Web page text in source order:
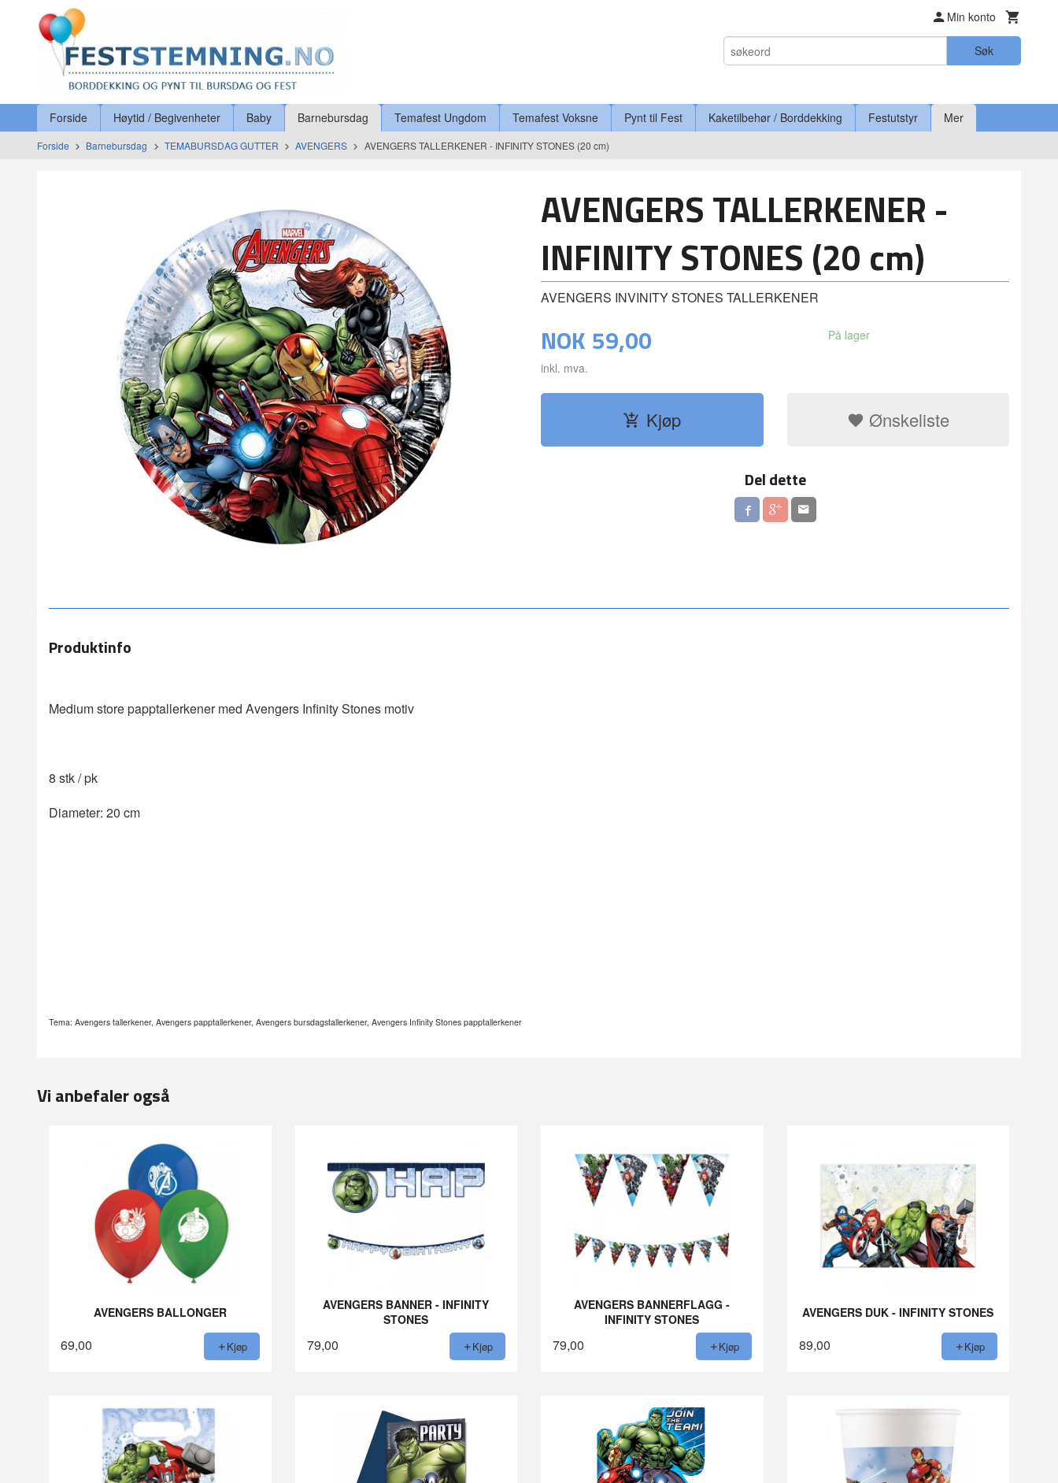
innholdet
Min konto
Søk
Produkter
Forside Høytid / Begivenheter Baby Barnebursdag Temafest Ungdom Temafest Voksne Pynt til Fest Kaketilbehør / Borddekking Festutstyr Mer
Forside Barnebursdag TEMABURSDAG GUTTER AVENGERS AVENGERS TALLERKENER - INFINITY STONES (20 cm)
AVENGERS TALLERKENER -
INFINITY STONES (20 cm)
AVENGERS INVINITY STONES TALLERKENER
NOK 59,00
inkl. mva.
På lager
Kjøp Ønskeliste
Del dette
Produktinfo
Medium store papptallerkener med Avengers Infinity Stones motiv
8 stk / pk
Diameter: 20 cm
Tema: Avengers tallerkener, Avengers papptallerkener, Avengers bursdagstallerkener, Avengers Infinity Stones papptallerkener
Vi anbefaler også
AVENGERS BALLONGER
69,00 Kjøp
AVENGERS BANNER - INFINITY
STONES
79,00 Kjøp
AVENGERS BANNERFLAGG -
INFINITY STONES
79,00 Kjøp
AVENGERS DUK - INFINITY STONES
89,00 Kjøp